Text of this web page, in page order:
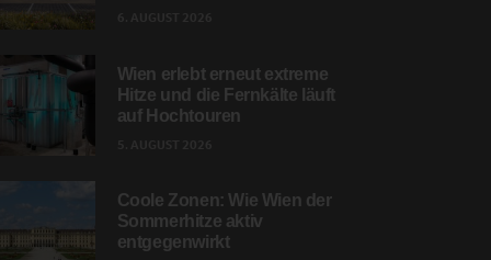
Wien erlebt erneut extreme
Hitze und die Fernkälte läuft
auf Hochtouren
Coole Zonen: Wie Wien der
Sommerhitze aktiv
entgegenwirkt